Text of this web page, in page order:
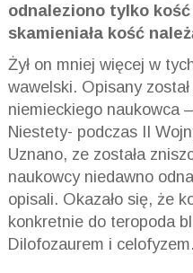
odnaleziono tylko
skamieniała kość
Żył on mniej więcej w
wawelski. Opisany
niemieckiego naukowca
Niestety- podczas II
Uznano, ze została
naukowcy niedawno
opisali. Okazało się, że
konkretnie do teropoda
Dilofozaurem i celofyzem.